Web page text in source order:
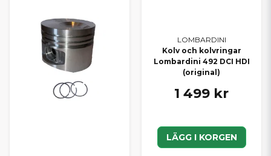
LOMBARDINI
Kolv och kolvringar
Lombardini 492 DCI HDI
(original)
1 499 kr
LÄGG I KORGEN